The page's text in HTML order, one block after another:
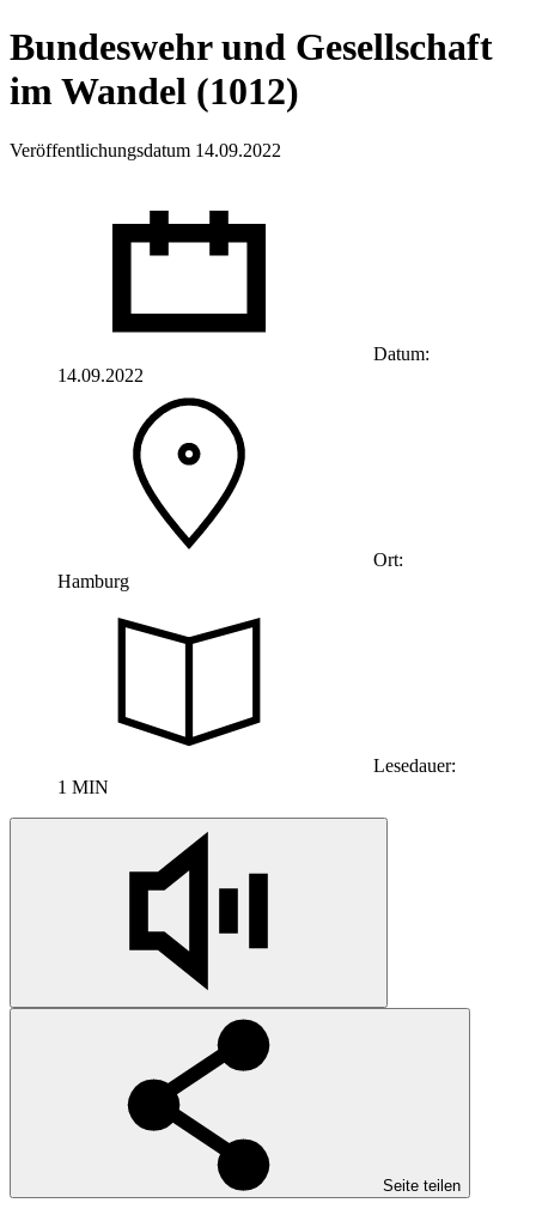
Bundeswehr und Gesellschaft
im Wandel (1012)
Veröffentlichungsdatum 14.09.2022
Datum:
14.09.2022
Ort:
Hamburg
Lesedauer:
1 MIN
Seite teilen